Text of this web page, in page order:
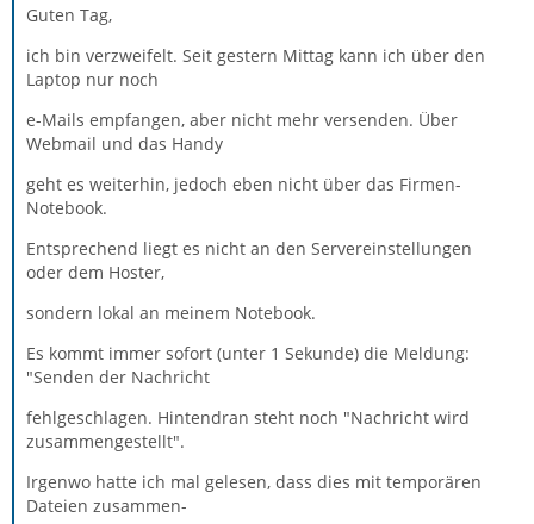
Guten Tag,
ich bin verzweifelt. Seit gestern Mittag kann ich über den
Laptop nur noch
e-Mails empfangen, aber nicht mehr versenden. Über
Webmail und das Handy
geht es weiterhin, jedoch eben nicht über das Firmen-
Notebook.
Entsprechend liegt es nicht an den Servereinstellungen
oder dem Hoster,
sondern lokal an meinem Notebook.
Es kommt immer sofort (unter 1 Sekunde) die Meldung:
"Senden der Nachricht
fehlgeschlagen. Hintendran steht noch "Nachricht wird
zusammengestellt".
Irgenwo hatte ich mal gelesen, dass dies mit temporären
Dateien zusammen-